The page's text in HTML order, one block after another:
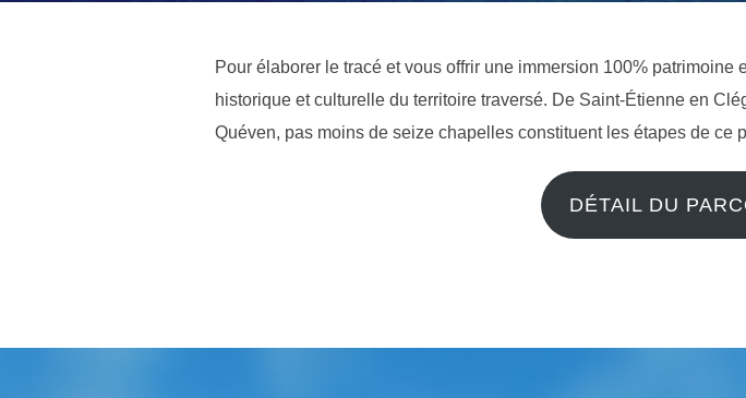
Pour élaborer le tracé et vous offrir une immersion 100%
historique et culturelle du territoire traversé. De Saint-Étienne en
Quéven, pas moins de seize chapelles constituent les étapes de ce
DÉTAIL DU